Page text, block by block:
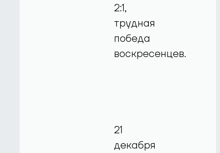
2:1,
трудная
победа
воскресенцев.
21
декабря